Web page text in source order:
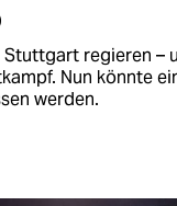
Stuttgart regieren –
Nun könnte
werden.